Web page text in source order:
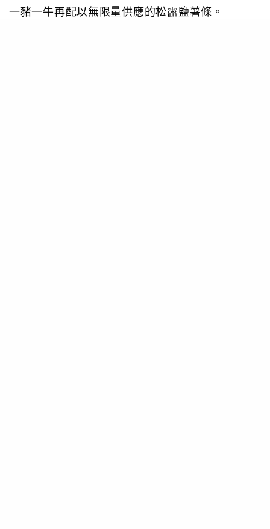
一豬一牛再配以無限量供應的松露鹽薯條。